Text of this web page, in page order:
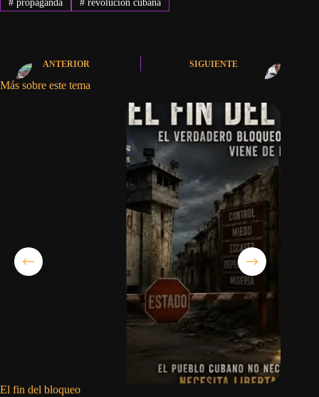
#propaganda #revolución cubana
ANTERIOR SIGUIENTE
Más sobre este tema
El fin del bloqueo